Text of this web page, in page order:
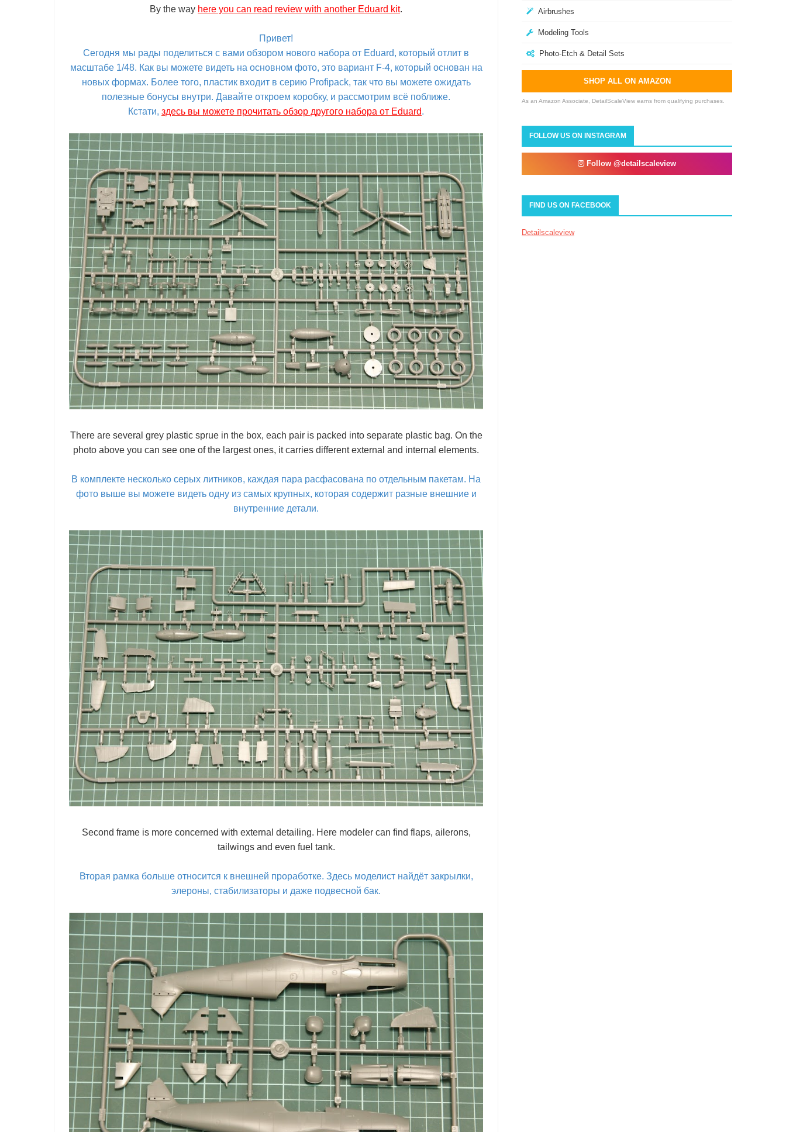
By the way here you can read review with another Eduard kit.
Привет!
Сегодня мы рады поделиться с вами обзором нового набора от Eduard, который отлит в
масштабе 1/48. Как вы можете видеть на основном фото, это вариант F-4, который основан на
новых формах. Более того, пластик входит в серию Profipack, так что вы можете ожидать
полезные бонусы внутри. Давайте откроем коробку, и рассмотрим всё поближе.
Кстати, здесь вы можете прочитать обзор другого набора от Eduard.
There are several grey plastic sprue in the box, each pair is packed into separate plastic bag. On the
photo above you can see one of the largest ones, it carries different external and internal elements.
В комплекте несколько серых литников, каждая пара расфасована по отдельным пакетам. На
фото выше вы можете видеть одну из самых крупных, которая содержит разные внешние и
внутренние детали.
Second frame is more concerned with external detailing. Here modeler can find flaps, ailerons,
tailwings and even fuel tank.
Вторая рамка больше относится к внешней проработке. Здесь моделист найдёт закрылки,
элероны, стабилизаторы и даже подвесной бак.
Airbrushes
Modeling Tools
Photo-Etch & Detail Sets
SHOP ALL ON AMAZON
As an Amazon Associate, DetailScaleView earns from qualifying purchases.
FOLLOW US ON INSTAGRAM
Follow @detailscaleview
FIND US ON FACEBOOK
Detailscaleview